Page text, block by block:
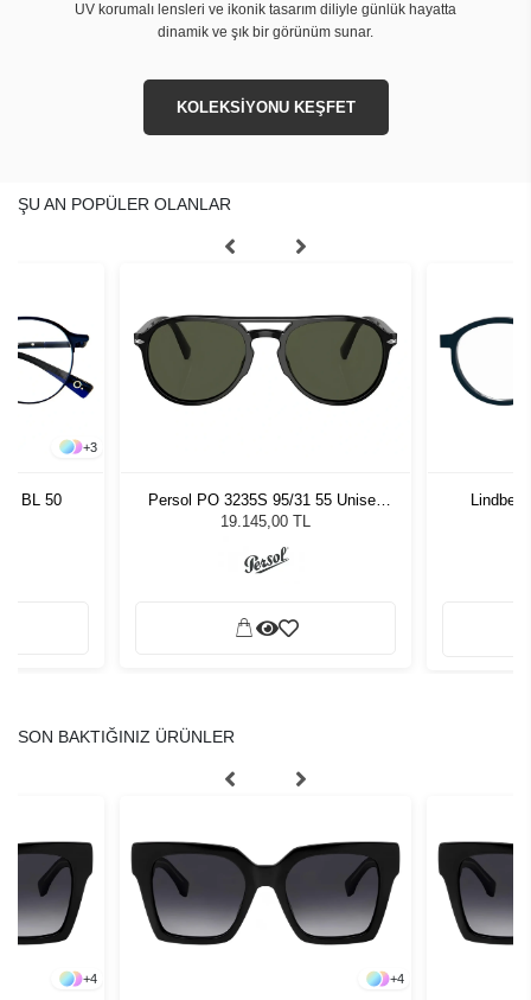
UV korumalı lensleri ve ikonik tasarım diliyle günlük hayatta
dinamik ve şık bir görünüm sunar.
KOLEKSİYONU KEŞFET
ŞU AN POPÜLER OLANLAR
+3
BL 50
Persol PO 3235S 95/31 55 Unisex
Güneş Gözlüğü
19.145,00 TL
SON BAKTIĞINIZ ÜRÜNLER
+4 +4